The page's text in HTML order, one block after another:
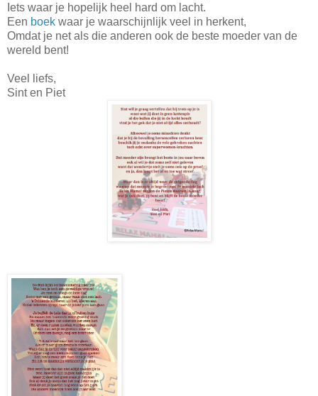
Iets waar je hopelijk heel hard om lacht.
Een boek waar je waarschijnlijk veel in herkent,
Omdat je net als die anderen ook de beste moeder van de
wereld bent!
Veel liefs,
Sint en Piet